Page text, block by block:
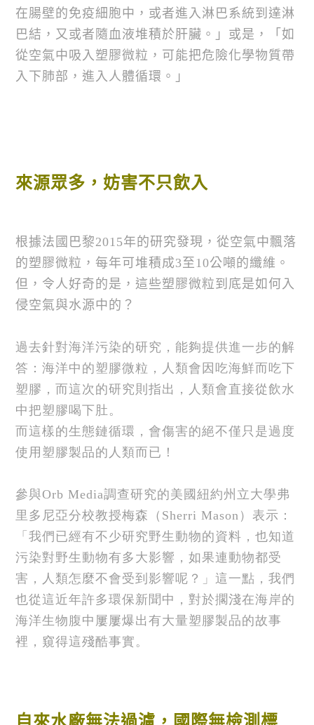
在腸壁的免疫細胞中，或者進入淋巴系統到達淋
巴結，又或者隨血液堆積於肝臟。」或是，「如
從空氣中吸入塑膠微粒，可能把危險化學物質帶
入下肺部，進入人體循環。」
來源眾多，妨害不只飲入
根據法國巴黎2015年的研究發現，從空氣中飄落
的塑膠微粒，每年可堆積成3至10公噸的纖維。
但，令人好奇的是，這些塑膠微粒到底是如何入
侵空氣與水源中的？
過去針對海洋污染的研究，能夠提供進一步的解
答：海洋中的塑膠微粒，人類會因吃海鮮而吃下
塑膠，而這次的研究則指出，人類會直接從飲水
中把塑膠喝下肚。
而這樣的生態鏈循環，會傷害的絕不僅只是過度
使用塑膠製品的人類而已！
參與Orb Media調查研究的美國紐約州立大學弗
里多尼亞分校教授梅森（ Sherri Mason ）表示：
「我們已經有不少研究野生動物的資料，也知道
污染對野生動物有多大影響，如果連動物都受
害，人類怎麼不會受到影響呢？」這一點，我們
也從這近年許多環保新聞中，對於擱淺在海岸的
海洋生物腹中屢屢爆出有大量塑膠製品的故事
裡，窺得這殘酷事實。
自來水廠無法過濾，國際無檢測標